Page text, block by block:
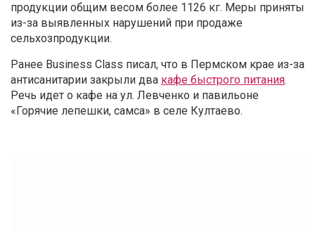
продукции общим весом более 1126 кг. Меры приняты
из-за выявленных нарушений при продаже
сельхозпродукции.
Ранее Business Class писал, что в Пермском крае из-за
антисанитарии закрыли два кафе быстрого питания.
Речь идет о кафе на ул. Левченко и павильоне
«Горячие лепешки, самса» в селе Култаево.